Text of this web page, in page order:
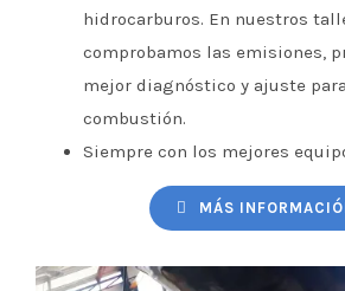
hidrocarburos. En nuestros
comprobamos las emisiones,
mejor diagnóstico y ajuste
combustión.
Siempre con los mejores
MÁS